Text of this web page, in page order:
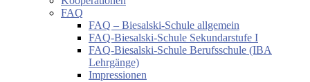
FAQ
FAQ – Biesalski-Schule allgemein
FAQ-Biesalski-Schule Sekundarstufe I
FAQ-Biesalski-Schule Berufsschule (IBA
Lehrgänge)
Impressionen